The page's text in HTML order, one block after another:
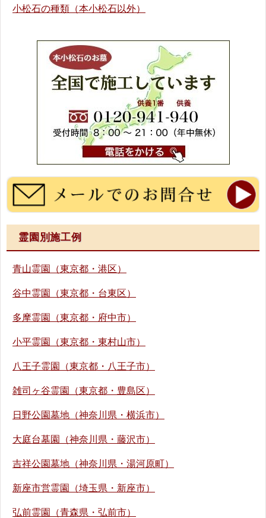
小松石の種類（本小松石以外）
霊園別施工例
青山霊園（東京都・港区）
谷中霊園（東京都・台東区）
多摩霊園（東京都・府中市）
小平霊園（東京都・東村山市）
八王子霊園（東京都・八王子市）
雑司ヶ谷霊園（東京都・豊島区）
日野公園墓地（神奈川県・横浜市）
大庭台墓園（神奈川県・藤沢市）
吉祥公園墓地（神奈川県・湯河原町）
新座市営霊園（埼玉県・新座市）
弘前霊園（青森県・弘前市）